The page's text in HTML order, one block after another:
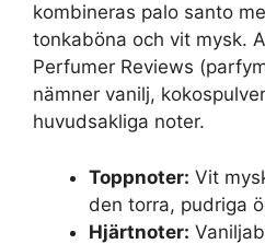
kombineras palo santo
tonkaböna och vit mysk.
Perfumer Reviews
nämner vanilj,
huvudsakliga noter.
Toppnoter: Vit
den torra, pudriga
Hjärtnoter: